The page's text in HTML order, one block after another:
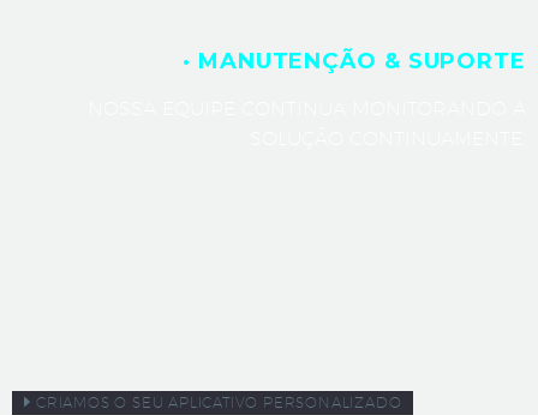
· MANUTENÇÃO & SUPORTE
CRIAMOS O SEU APLICATIVO PERSONALIZADO